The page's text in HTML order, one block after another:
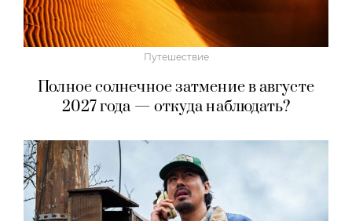
Путешествие
Полное солнечное затмение в августе
2027 года — откуда наблюдать?